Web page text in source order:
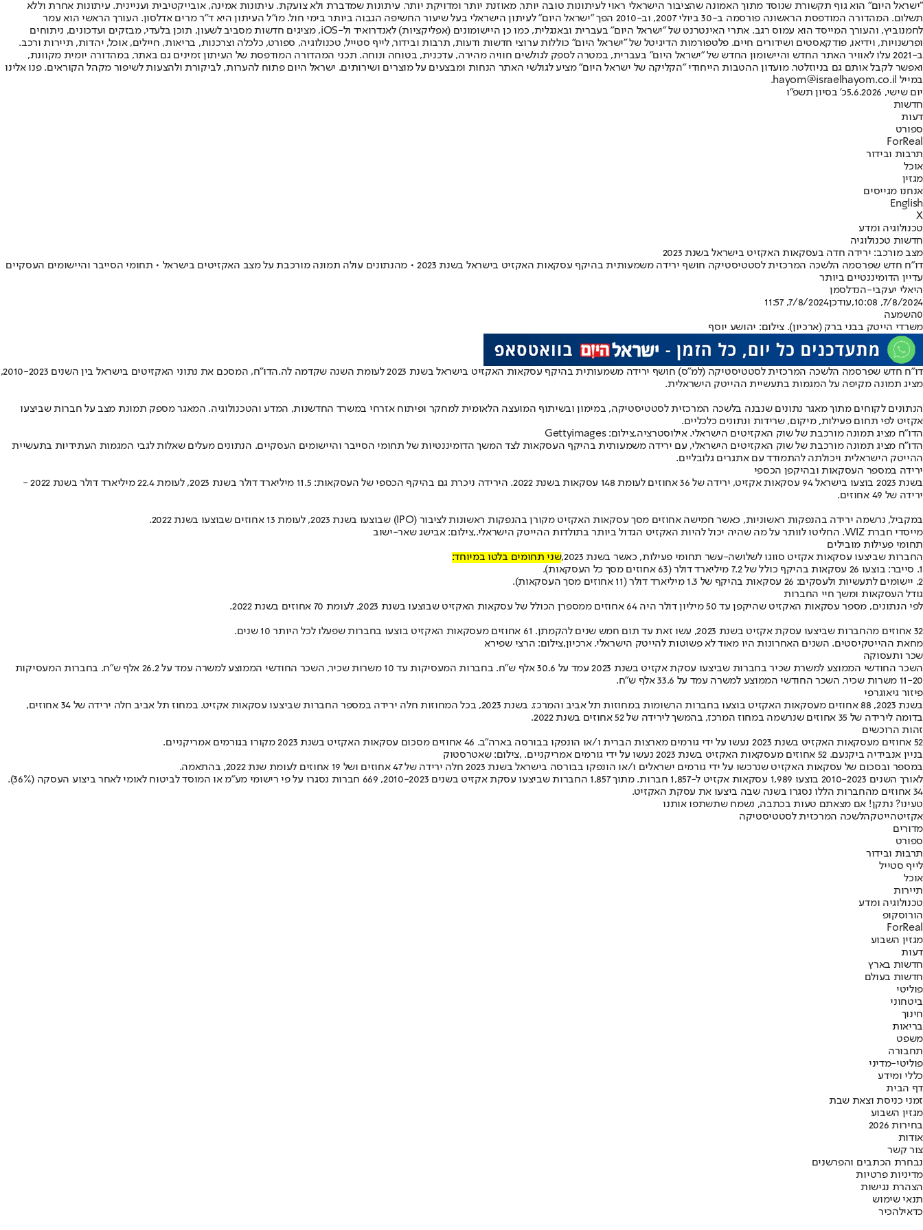
"ישראל היום" הוא גוף תקשורת שנוסד מתוך האמונה שהציבור הישראלי ראוי לעיתונות טובה יותר, מאוזנת יותר ומדויקת יותר. עיתונות שמדברת ולא צועקת. עיתונות אמינה, אובייקטיבית ועניינית. עיתונות אחרת וללא
תשלום. המהדורה המודפסת הראשונה פורסמה ב-30 ביולי 2007, וב-2010 הפך "ישראל היום" לעיתון הישראלי בעל שיעור החשיפה הגבוה ביותר בימי חול. מו"ל העיתון היא ד"ר מרים אדלסון. העורך הראשי הוא עמר
לחמנוביץ, והעורך המייסד הוא עמוס רגב. אתרי האינטרנט של "ישראל היום" בעברית ובאנגלית, כמו כן היישומונים (אפליקציות) לאנדרואיד ול-iOS, מציגים חדשות מסביב לשעון, תוכן בלעדי, מבזקים ועדכונים, ניתוחים
ופרשנויות, וידיאו, פודקאסטים ושידורים חיים. פלטפורמות הדיגיטל של "ישראל היום" כוללות ערוצי חדשות ודעות, תרבות ובידור, לייף סטייל, טכנולוגיה, ספורט, כלכלה וצרכנות, בריאות, חיילים, אוכל, יהדות, תיירות ורכב.
ב-2021 עלו לאוויר האתר החדש והיישומון החדש של "ישראל היום" בעברית, במטרה לספק לגולשים חוויה מהירה, עדכנית, בטוחה ונוחה. תכני המהדורה המודפסת של העיתון זמינים גם באתר, במהדורה יומית מקוונת,
ואפשר לקבל אותם גם בניוזלטר. מועדון ההטבות הייחודי "הקליקה של ישראל היום" מציע לגולשי האתר הנחות ומבצעים על מוצרים ושירותים. ישראל היום פתוח להערות, לביקורת ולהצעות לשיפור מקהל הקוראים. פנו אלינו
במייל hayom@israelhayom.co.il.
יום שישי, 5.6.2026
כ' בסיון תשפ"ו
חדשות
דעות
ספורט
ForReal
תרבות ובידור
אוכל
מגזין
אנחנו מגייסים
English
X
טכנולוגיה ומדע
חדשות טכנולוגיה
מצב מורכב: ירידה חדה בעסקאות האקזיט בישראל בשנת 2023
דו"ח חדש שפרסמה הלשכה המרכזית לסטטיסטיקה חושף ירידה משמעותית בהיקף עסקאות האקזיט בישראל בשנת 2023 • מהנתונים עולה תמונה מורכבת על מצב האקזיטים בישראל • תחומי הסייבר והיישומים העסקיים
עדיין הדומיננטיים ביותר
היאלי יעקבי-הנדלסמן
7/8/2024, 10:08
,עודכן7/8/2024, 11:57
0השמעה
משרדי הייטק בבני ברק (ארכיון). צילום: יהושע יוסף
דו"ח חדש שפרסמה הלשכה המרכזית לסטטיסטיקה (למ"ס) חושף ירידה משמעותית בהיקף עסקאות האקזיט בישראל בשנת 2023 לעומת השנה שקדמה לה.
הדו"ח, המסכם את נתוני האקזיטים בישראל בין השנים 2010-2023,
מציג תמונה מקיפה על המגמות בתעשיית ההייטק הישראלית.
הנתונים לקוחים מתוך מאגר נתונים שנבנה בלשכה המרכזית לסטטיסטיקה, במימון ובשיתוף המועצה הלאומית למחקר ופיתוח אזרחי במשרד החדשנות, המדע והטכנולוגיה. המאגר מספק תמונת מצב על חברות שביצעו
אקזיט לפי תחום פעילות, מיקום, שרידות ונתונים כלכליים.
הדו"ח מציג תמונה מורכבת של שוק האקזיטים הישראלי. אילוסטרציה,צילום: Gettyimages
הדו"ח מציג תמונה מורכבת של שוק האקזיטים הישראלי, עם ירידה משמעותית בהיקף העסקאות לצד המשך הדומיננטיות של תחומי הסייבר והיישומים העסקיים. הנתונים מעלים שאלות לגבי המגמות העתידיות בתעשיית
ההייטק הישראלית ויכולתה להתמודד עם אתגרים גלובליים.
ירידה במספר העסקאות ובהיקפן הכספי
בשנת 2023 בוצעו בישראל 94 עסקאות אקזיט, ירידה של 36 אחוזים לעומת 148 עסקאות בשנת 2022. הירידה ניכרת גם בהיקף הכספי של העסקאות: 11.5 מיליארד דולר בשנת 2023, לעומת 22.4 מיליארד דולר בשנת 2022 -
ירידה של 49 אחוזים.
במקביל, נרשמה ירידה בהנפקות ראשוניות, כאשר חמישה אחוזים מסך עסקאות האקזיט מקורן בהנפקות ראשונות לציבור (IPO) שבוצעו בשנת 2023, לעומת 13 אחוזים שבוצעו בשנת 2022.
מייסדי חברת WIZ. החליטו לוותר על מה שהיה יכול להיות האקזיט הגדול ביותר בתולדות ההייטק הישראלי.,צילום: אבישג שאר-ישוב
תחומי פעילות מובילים
החברות שביצעו עסקאות אקזיט סווגו לשלושה-עשר תחומי פעילות, כאשר בשנת 2023,
שני תחומים בלטו במיוחד:
1. סייבר: בוצעו 26 עסקאות בהיקף כולל של 7.2 מיליארד דולר (63 אחוזים מסך כל העסקאות).
2. יישומים לתעשיות ולעסקים: 26 עסקאות בהיקף של 1.3 מיליארד דולר (11 אחוזים מסך העסקאות).
גודל העסקאות ומשך חיי החברות
לפי הנתונים, מספר עסקאות האקזיט שהיקפן עד 50 מיליון דולר היה 64 אחוזים ממספרן הכולל של עסקאות האקזיט שבוצעו בשנת 2023, לעומת 70 אחוזים בשנת 2022.
32 אחוזים מהחברות שביצעו עסקת אקזיט בשנת 2023, עשו זאת עד תום חמש שנים להקמתן. 61 אחוזים מעסקאות האקזיט בוצעו בחברות שפעלו לכל היותר 10 שנים.
מחאת ההייטקיסטים. השנים האחרונות היו מאוד לא פשוטות להייטק הישראלי. ארכיון,צילום: הרצי שפירא
שכר ותעסוקה
השכר החודשי הממוצע למשרת שכיר בחברות שביצעו עסקת אקזיט בשנת 2023 עמד על 30.6 אלף ש"ח. בחברות המעסיקות עד 10 משרות שכיר, השכר החודשי הממוצע למשרה עמד על 26.2 אלף ש"ח. בחברות המעסיקות
11-20 משרות שכיר, השכר החודשי הממוצע למשרה עמד על 33.6 אלף ש"ח.
פיזור גיאוגרפי
בשנת 2023, 88 אחוזים מעסקאות האקזיט בוצעו בחברות הרשומות במחוזות תל אביב והמרכז. בשנת 2023, בכל המחוזות חלה ירידה במספר החברות שביצעו עסקאות אקזיט. במחוז תל אביב חלה ירידה של 34 אחוזים,
בדומה לירידה של 35 אחוזים שנרשמה במחוז המרכז, בהמשך לירידה של 52 אחוזים בשנת 2022.
זהות הרוכשים
52 אחוזים מעסקאות האקזיט בשנת 2023 נעשו על ידי גורמים מארצות הברית ו/או הונפקו בבורסה בארה"ב. 46 אחוזים מסכום עסקאות האקזיט בשנת 2023 מקורו בגורמים אמריקניים.
בניין אנבידיה ביקנעם. 52 אחוזים מעסקאות האקזיט בשנת 2023 נעשו על ידי גורמים אמריקניים. ,צילום: שאטרסטוק
במספר ובסכום של עסקאות האקזיט שנרכשו על ידי גורמים ישראלים ו/או הונפקו בבורסה בישראל בשנת 2023 חלה ירידה של 47 אחוזים ושל 19 אחוזים לעומת שנת 2022, בהתאמה.
לאורך השנים 2010-2023 בוצעו 1,989 עסקאות אקזיט ל-1,857 חברות. מתוך 1,857 החברות שביצעו עסקת אקזיט בשנים 2010-2023, 669 חברות נסגרו על פי רישומי מע"מ או המוסד לביטוח לאומי לאחר ביצוע העסקה (36%).
34 אחוזים מהחברות הללו נסגרו בשנה שבה ביצעו את עסקת האקזיט.
טעינו? נתקן! אם מצאתם טעות בכתבה, נשמח שתשתפו אותנו
אקזיטהייטקהלשכה המרכזית לסטטיסטיקה
מדורים
ספורט
תרבות ובידור
לייף סטייל
אוכל
תיירות
טכנולוגיה ומדע
הורוסקופ
ForReal
מגזין השבוע
דעות
חדשות בארץ
חדשות בעולם
פוליטי
ביטחוני
חינוך
בריאות
משפט
תחבורה
פוליטי-מדיני
כללי ומידע
דף הבית
זמני כניסת וצאת שבת
מגזין השבוע
בחירות 2026
אודות
צור קשר
נבחרת הכתבים והפרשנים
מדיניות פרטיות
הצהרת נגישות
תנאי שימוש
כדאילהכיר